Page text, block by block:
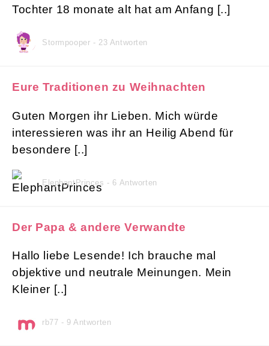
Tochter 18 monate alt hat am Anfang [..]
Stormpooper - 23 Antworten
Eure Traditionen zu Weihnachten
Guten Morgen ihr Lieben. Mich würde
interessieren was ihr an Heilig Abend für
besondere [..]
ElephantPrinces - 6 Antworten
Der Papa & andere Verwandte
Hallo liebe Lesende! Ich brauche mal
objektive und neutrale Meinungen. Mein
Kleiner [..]
rb77 - 9 Antworten